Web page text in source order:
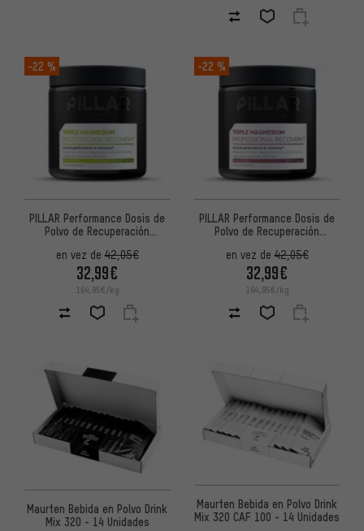
-22 %
PILLAR Performance Dosis de
Polvo de Recuperación
en vez de42,05€
32,99€
164,95€/kg
-22 %
PILLAR Performance Dosis de
Polvo de Recuperación
en vez de42,05€
32,99€
164,95€/kg
Maurten Bebida en Polvo Drink
Mix 320 - 14 Unidades
Maurten Bebida en Polvo Drink
Mix 320 CAF 100 - 14 Unidades